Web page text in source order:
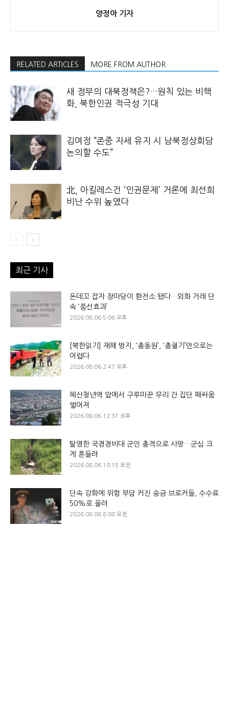
양정아 기자
RELATED ARTICLES MORE FROM AUTHOR
새 정부의 대북정책은?…원칙 있는 비핵
화, 북한인권 적극성 기대
김여정 “존중 자세 유지 시 남북정상회담
논의할 수도”
北, 아킬레스건 ‘인권문제’ 거론에 최선희
비난 수위 높였다
최근 기사
돈데꼬 잡자 장마당이 환전소 됐다…외화 거래 단
속 ‘풍선효과’
2026.08.06 5:06 오후
[북한읽기] 재해 방지, ‘총동원’, ‘총궐기’만으로는
어렵다
2026.08.06 2:47 오후
혜산청년역 앞에서 구루마꾼 무리 간 집단 패싸움
벌어져
2026.08.06 12:31 오후
탈영한 국경경비대 군인 총격으로 사망…군심 크
게 흔들려
2026.08.06 10:15 오전
단속 강화에 위험 부담 커진 송금 브로커들, 수수료
50%로 올려
2026.08.06 8:00 오전